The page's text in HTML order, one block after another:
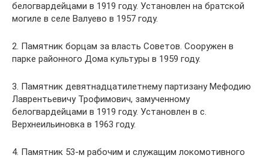
белогвардейцами в 1919 году. Установлен на братской
могиле в селе Валуево в 1957 году.
2. Памятник борцам за власть Советов. Сооружен в
парке районного Дома культуры в 1959 году.
3. Памятник девятнадцатилетнему партизану Мефодию
Лаврентьевичу Трофимович, замученному
белогвардейцами в 1919 году. Установлен в с.
Верхнеильиновка в 1963 году.
4. Памятник 53-м рабочим и служащим локомотивного